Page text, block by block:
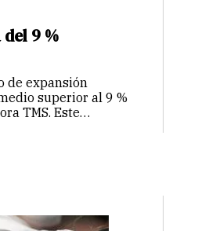
9 %
de expansión
superior al 9 %
TMS. Este